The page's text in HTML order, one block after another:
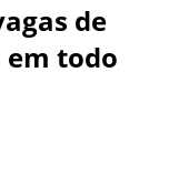
de
todo